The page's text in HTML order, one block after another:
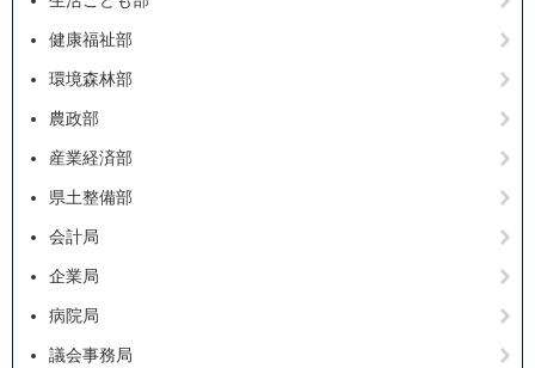
健康福祉部
環境森林部
農政部
産業経済部
県土整備部
会計局
企業局
病院局
議会事務局